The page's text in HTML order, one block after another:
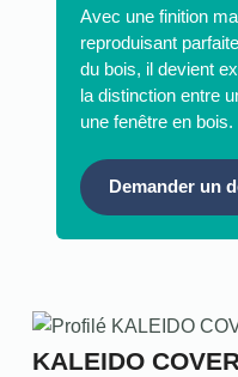
Avec une finition
reproduisant
du bois, il devient
la distinction entre
une fenêtre en bois.
Demander un
KALEIDO COVER